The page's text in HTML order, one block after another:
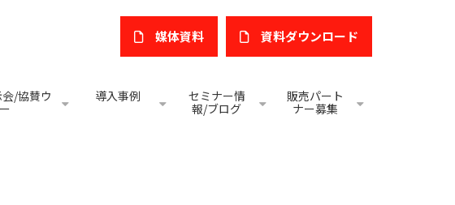
媒体資料 ​資料ダウンロード
/協賛ウ
導入事例
セミナー情
報/ブログ
販売パート
ナー募集